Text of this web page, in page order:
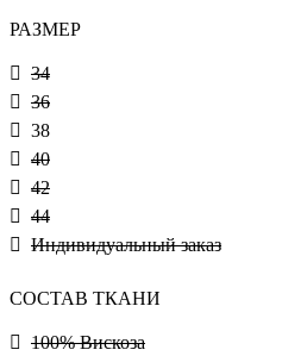
РАЗМЕР
34
36
38
40
42
44
Индивидуальный заказ
СОСТАВ ТКАНИ
100% Вискоза